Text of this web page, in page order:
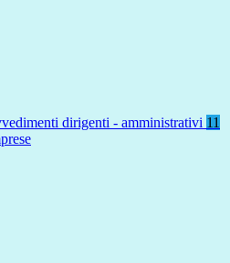
dirigenti - amministrativi 11